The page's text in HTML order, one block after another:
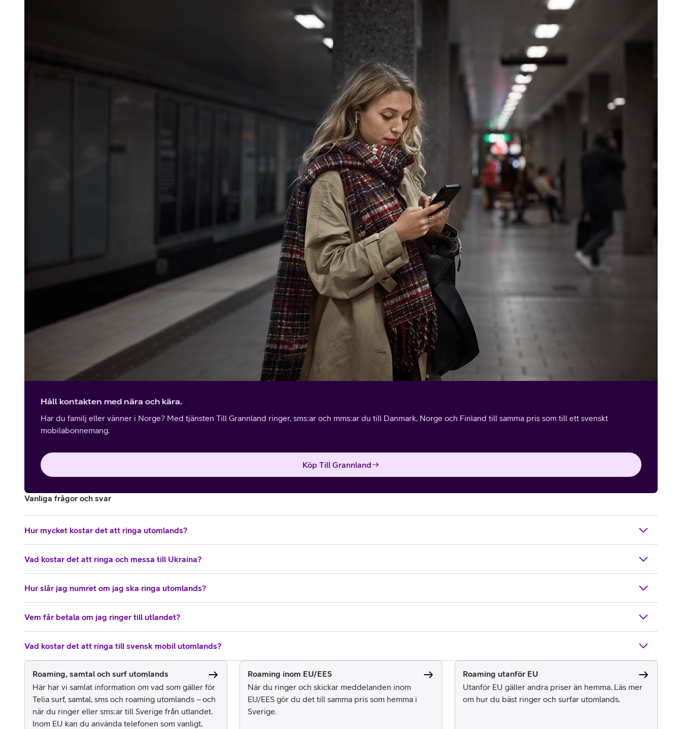
Håll kontakten med nära och kära.
Har du familj eller vänner i Norge? Med tjänsten Till Grannland ringer, sms:ar och mms:ar du till Danmark, Norge och Finland till samma pris som till ett svenskt
mobilabonnemang.
Köp Till Grannland
Vanliga frågor och svar
Hur mycket kostar det att ringa utomlands?
Vad kostar det att ringa och messa till Ukraina?
Hur slår jag numret om jag ska ringa utomlands?
Vem får betala om jag ringer till utlandet?
Vad kostar det att ringa till svensk mobil utomlands?
Roaming, samtal och surf utomlands
Här har vi samlat information om vad som gäller för
Telia surf, samtal, sms och roaming utomlands – och
när du ringer eller sms:ar till Sverige från utlandet.
Inom EU kan du använda telefonen som vanligt,
Roaming inom EU/EES
När du ringer och skickar meddelanden inom
EU/EES gör du det till samma pris som hemma i
Sverige.
Roaming utanför EU
Utanför EU gäller andra priser än hemma. Läs mer
om hur du bäst ringer och surfar utomlands.